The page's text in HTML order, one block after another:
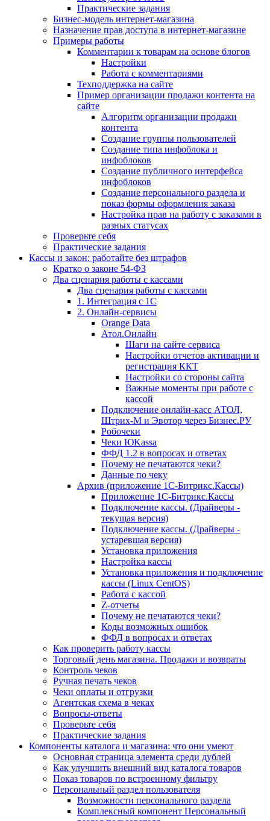
Практические задания
Бизнес-модель интернет-магазина
Назначение прав доступа в интернет-магазине
Примеры работы
Комментарии к товарам на основе блогов
Настройки
Работа с комментариями
Техподдержка на сайте
Пример организации продажи контента на
сайте
Алгоритм организации продажи
контента
Создание группы пользователей
Создание типа инфоблока и
инфоблоков
Создание публичного интерфейса
инфоблоков
Создание персонального раздела и
показ формы оформления заказа
Настройка прав на работу с заказами в
разных статусах
Проверьте себя
Практические задания
Кассы и закон: работайте без штрафов
Кратко о законе 54-ФЗ
Два сценария работы с кассами
Два сценария работы с кассами
1. Интеграция с 1С
2. Онлайн-сервисы
Orange Data
Атол.Онлайн
Шаги на сайте сервиса
Настройки отчетов активации и
регистрация ККТ
Настройки со стороны сайта
Важные моменты при работе с
кассой
Подключение онлайн-касс АТОЛ,
Штрих-М и Эвотор через Бизнес.РУ
Робочеки
Чеки ЮKassa
ФФД 1.2 в вопросах и ответах
Почему не печатаются чеки?
Данные по чеку
Архив (приложение 1С-Битрикс.Кассы)
Приложение 1С-Битрикс.Кассы
Подключение кассы. (Драйверы -
текущая версия)
Подключение кассы. (Драйверы -
устаревшая версия)
Установка приложения
Настройка кассы
Установка приложения и подключение
кассы (Linux CentOS)
Работа с кассой
Z-отчеты
Почему не печатаются чеки?
Коды возможных ошибок
ФФД в вопросах и ответах
Как проверить работу кассы
Торговый день магазина. Продажи и возвраты
Контроль чеков
Ручная печать чеков
Чеки оплаты и отгрузки
Агентская схема в чеках
Вопросы-ответы
Проверьте себя
Практические задания
Компоненты каталога и магазина: что они умеют
Основная страница элемента среди дублей
Как улучшить внешний вид каталога товаров
Показ товаров по встроенному фильтру
Персональный раздел пользователя
Возможности персонального раздела
Комплексный компонент Персональный